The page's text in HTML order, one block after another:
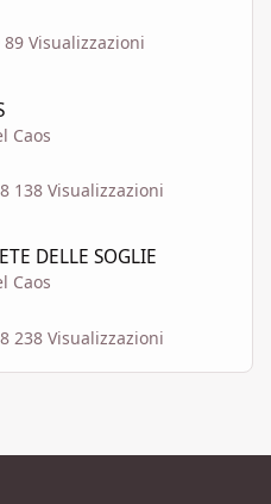
89 Visualizzazioni
Caos
138 Visualizzazioni
DELLE SOGLIE
Caos
238 Visualizzazioni